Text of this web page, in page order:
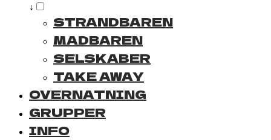
↓
STRANDBAREN
MADBAREN
SELSKABER
TAKE AWAY
OVERNATNING
GRUPPER
INFO